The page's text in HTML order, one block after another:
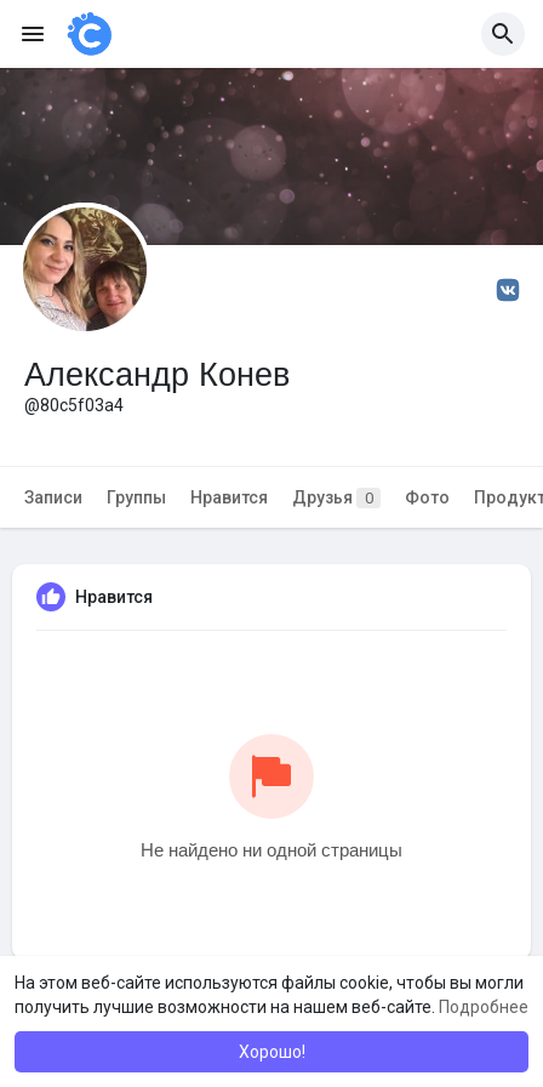
На этом веб-сайте используются файлы cookie, чтобы вы могли
получить лучшие возможности на нашем веб-сайте. Подробнее
Хорошо!
Александр Конев
@80c5f03a4
Записи Группы Нравится Друзья 0 Фото
Нравится
Не найдено ни одной страницы